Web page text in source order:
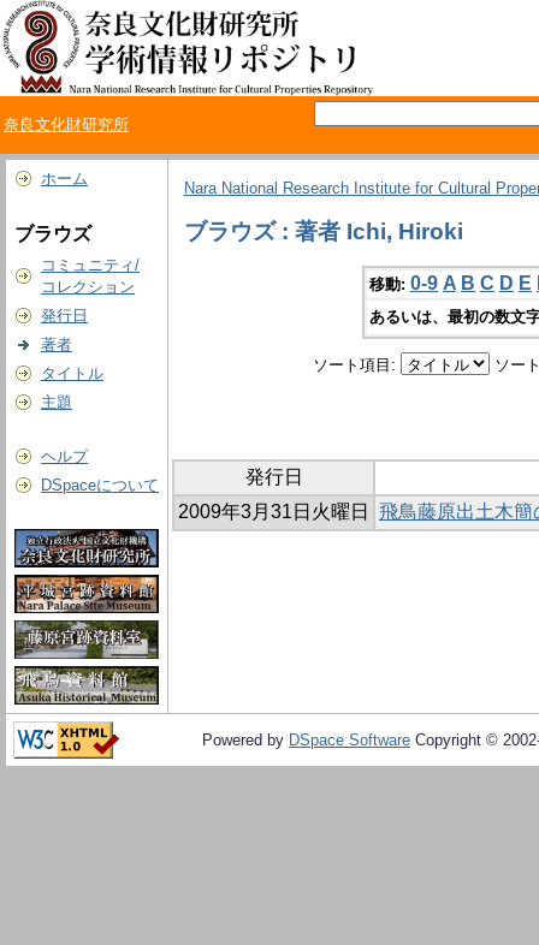
奈良文化財研究所
ホーム
ブラウズ
コミュニティ/
コレクション
発行日
著者
タイトル
主題
ヘルプ
DSpaceについて
Nara National Research Institute for Cultural
ブラウズ : 著者 Ichi, Hiroki
移動: 0-9 A B C D E
あるいは、最初の数文
ソート項目: ソー
発行日
2009年3月31日火曜日
飛鳥藤原出土木
Powered by DSpace Software Copyright ©